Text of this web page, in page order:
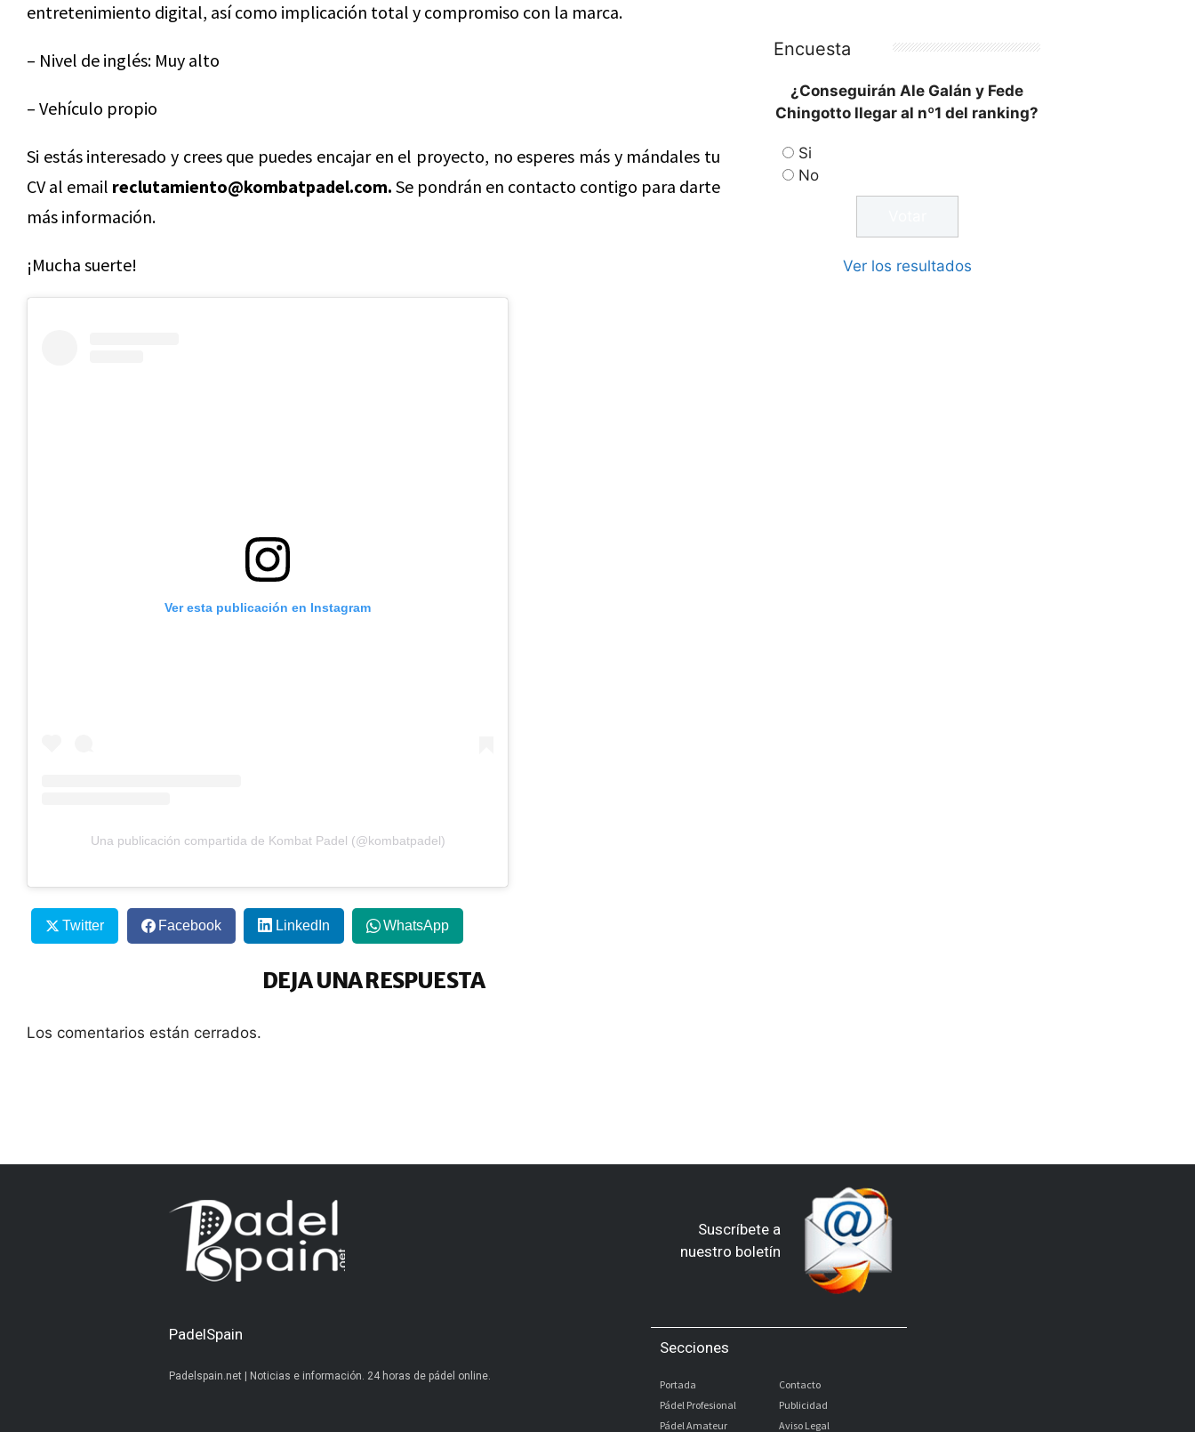
entretenimiento digital, así como implicación total y compromiso con la marca.
– Nivel de inglés: Muy alto
– Vehículo propio
Si estás interesado y crees que puedes encajar en el proyecto, no esperes más y mándales tu
CV al email reclutamiento@kombatpadel.com. Se pondrán en contacto contigo para darte
más información.
¡Mucha suerte!
Ver esta publicación en Instagram
Una publicación compartida de Kombat Padel (@kombatpadel)
Twitter Facebook LinkedIn WhatsApp
DEJA UNA RESPUESTA
Los comentarios están cerrados.
Encuesta
¿Conseguirán Ale Galán y Fede
Chingotto llegar al nº1 del ranking?
Si
No
Ver los resultados
Suscríbete a
nuestro boletín
PadelSpain
Padelspain.net | Noticias e información. 24 horas de pádel online.
Secciones
Portada
Pádel Profesional
Pádel Amateur
Contacto
Publicidad
Aviso Legal